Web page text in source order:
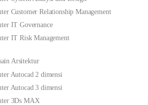
Customer Relationship Management
IT Governance
IT Risk Management
Arsitektur
Autocad 2 dimensi
Autocad 3 dimensi
3Ds MAX